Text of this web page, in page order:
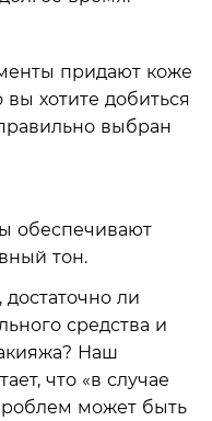
придают коже
вы хотите добиться
выбран
обеспечивают
тон.
ли
средства и
Наш
что «в случае
может быть